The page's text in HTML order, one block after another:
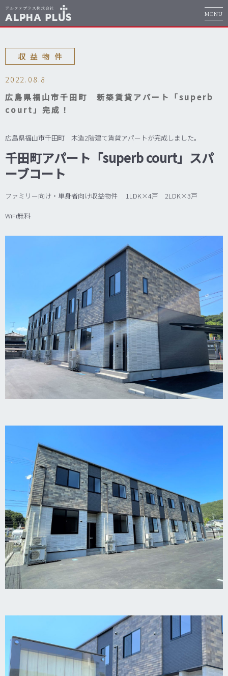
MENU
収益物件
2022.08.8
広島県福山市千田町 新築賃貸アパート「superb
court」完成！
広島県福山市千田町 木造2階建て賃貸アパートが完成しました。
千田町アパート「superb court」スパ
ーブコート
ファミリー向け・単身者向け収益物件 1LDK×4戸 2LDK×3戸
WiFi無料